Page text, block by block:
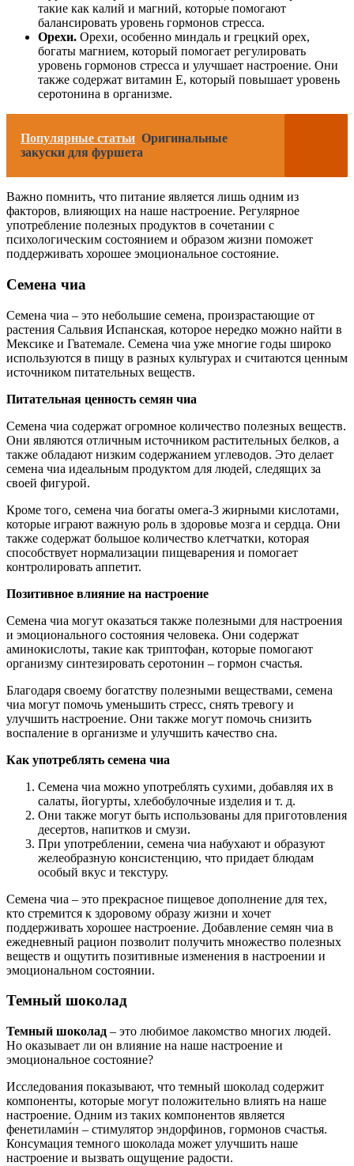
такие как калий и магний, которые помогают
балансировать уровень гормонов стресса.
Орехи. Орехи, особенно миндаль и грецкий орех,
богаты магнием, который помогает регулировать
уровень гормонов стресса и улучшает настроение. Они
также содержат витамин Е, который повышает уровень
серотонина в организме.
Популярные статьи Оригинальные
закуски для фуршета
Важно помнить, что питание является лишь одним из
факторов, влияющих на наше настроение. Регулярное
употребление полезных продуктов в сочетании с
психологическим состоянием и образом жизни поможет
поддерживать хорошее эмоциональное состояние.
Семена чиа
Семена чиа – это небольшие семена, произрастающие от
растения Сальвия Испанская, которое нередко можно найти в
Мексике и Гватемале. Семена чиа уже многие годы широко
используются в пищу в разных культурах и считаются ценным
источником питательных веществ.
Питательная ценность семян чиа
Семена чиа содержат огромное количество полезных веществ.
Они являются отличным источником растительных белков, а
также обладают низким содержанием углеводов. Это делает
семена чиа идеальным продуктом для людей, следящих за
своей фигурой.
Кроме того, семена чиа богаты омега-3 жирными кислотами,
которые играют важную роль в здоровье мозга и сердца. Они
также содержат большое количество клетчатки, которая
способствует нормализации пищеварения и помогает
контролировать аппетит.
Позитивное влияние на настроение
Семена чиа могут оказаться также полезными для настроения
и эмоционального состояния человека. Они содержат
аминокислоты, такие как триптофан, которые помогают
организму синтезировать серотонин – гормон счастья.
Благодаря своему богатству полезными веществами, семена
чиа могут помочь уменьшить стресс, снять тревогу и
улучшить настроение. Они также могут помочь снизить
воспаление в организме и улучшить качество сна.
Как употреблять семена чиа
Семена чиа можно употреблять сухими, добавляя их в
салаты, йогурты, хлебобулочные изделия и т. д.
Они также могут быть использованы для приготовления
десертов, напитков и смузи.
При употреблении, семена чиа набухают и образуют
желеобразную консистенцию, что придает блюдам
особый вкус и текстуру.
Семена чиа – это прекрасное пищевое дополнение для тех,
кто стремится к здоровому образу жизни и хочет
поддерживать хорошее настроение. Добавление семян чиа в
ежедневный рацион позволит получить множество полезных
веществ и ощутить позитивные изменения в настроении и
эмоциональном состоянии.
Темный шоколад
Темный шоколад – это любимое лакомство многих людей.
Но оказывает ли он влияние на наше настроение и
эмоциональное состояние?
Исследования показывают, что темный шоколад содержит
компоненты, которые могут положительно влиять на наше
настроение. Одним из таких компонентов является
фенетилами́н – стимулятор эндорфинов, гормонов счастья.
Консумация темного шоколада может улучшить наше
настроение и вызвать ощущение радости.